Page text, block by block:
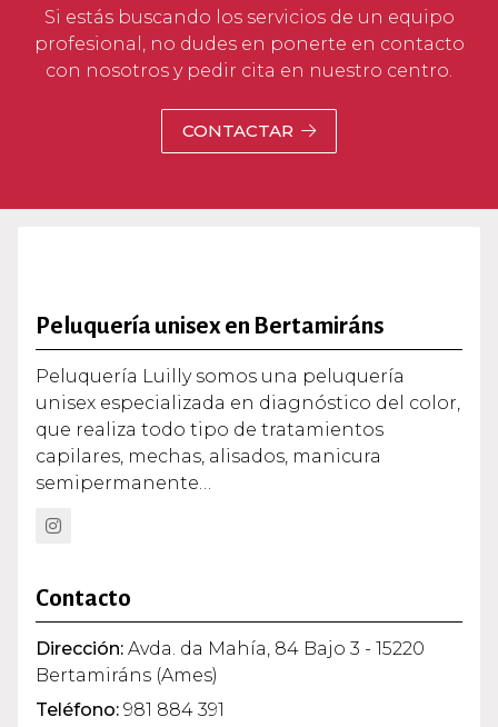
Si estás buscando los servicios de un equipo
profesional, no dudes en ponerte en contacto
con nosotros y pedir cita en nuestro centro.
CONTACTAR
Peluquería unisex en Bertamiráns
Peluquería Luilly somos una peluquería
unisex especializada en diagnóstico del color,
que realiza todo tipo de tratamientos
capilares, mechas, alisados, manicura
semipermanente…
Contacto
Dirección: Avda. da Mahía, 84 Bajo 3 - 15220
Bertamiráns (Ames)
Teléfono: 981 884 391